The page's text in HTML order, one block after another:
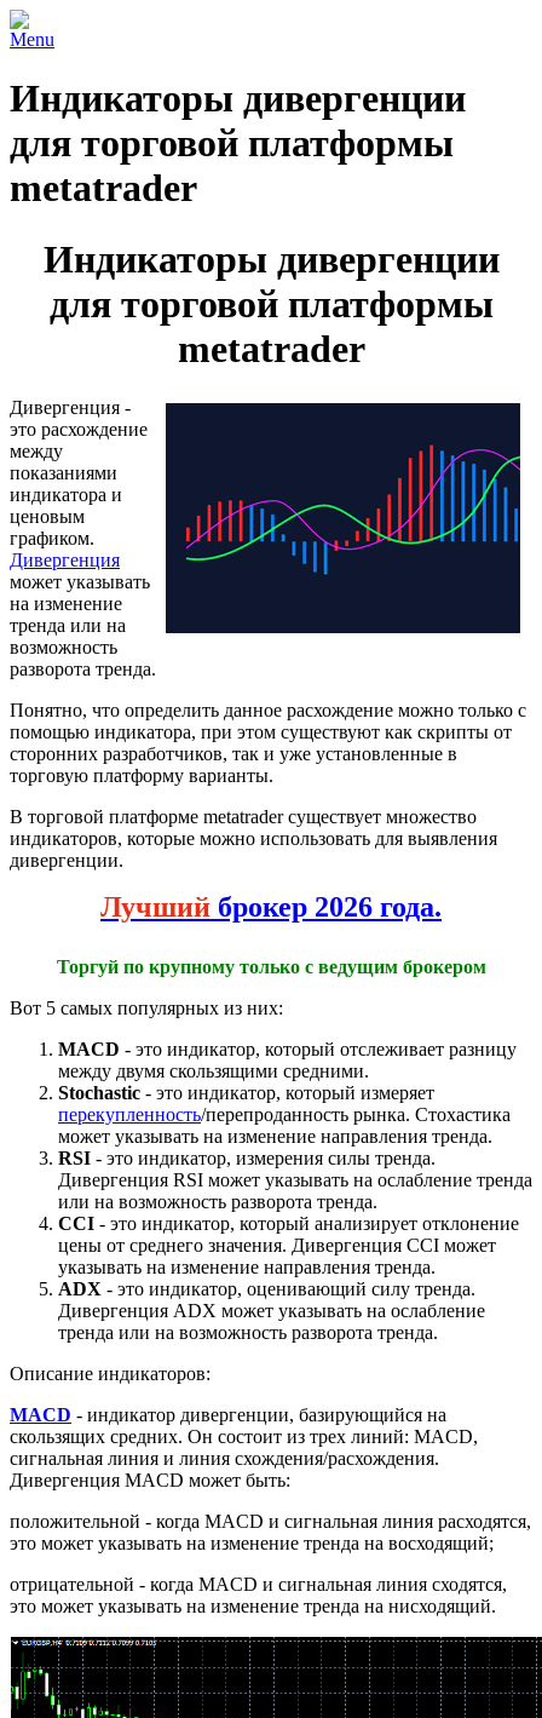
Menu
Индикаторы дивергенции
для торговой платформы
metatrader
Индикаторы дивергенции
для торговой платформы
metatrader
Дивергенция -
это расхождение
между
показаниями
индикатора и
ценовым
графиком.
Дивергенция
может указывать
на изменение
тренда или на
возможность
разворота тренда.
Понятно, что определить данное расхождение можно только с
помощью индикатора, при этом существуют как скрипты от
сторонних разработчиков, так и уже установленные в
торговую платформу варианты.
В торговой платформе metatrader существует множество
индикаторов, которые можно использовать для выявления
дивергенции.
Лучший брокер 2026 года.
Торгуй по крупному только с ведущим брокером
Вот 5 самых популярных из них:
MACD - это индикатор, который отслеживает разницу
между двумя скользящими средними.
Stochastic - это индикатор, который измеряет
перекупленность/перепроданность рынка. Стохастика
может указывать на изменение направления тренда.
RSI - это индикатор, измерения силы тренда.
Дивергенция RSI может указывать на ослабление тренда
или на возможность разворота тренда.
CCI - это индикатор, который анализирует отклонение
цены от среднего значения. Дивергенция CCI может
указывать на изменение направления тренда.
ADX - это индикатор, оценивающий силу тренда.
Дивергенция ADX может указывать на ослабление
тренда или на возможность разворота тренда.
Описание индикаторов:
MACD - индикатор дивергенции, базирующийся на
скользящих средних. Он состоит из трех линий: MACD,
сигнальная линия и линия схождения/расхождения.
Дивергенция MACD может быть:
положительной - когда MACD и сигнальная линия расходятся,
это может указывать на изменение тренда на восходящий;
отрицательной - когда MACD и сигнальная линия сходятся,
это может указывать на изменение тренда на нисходящий.